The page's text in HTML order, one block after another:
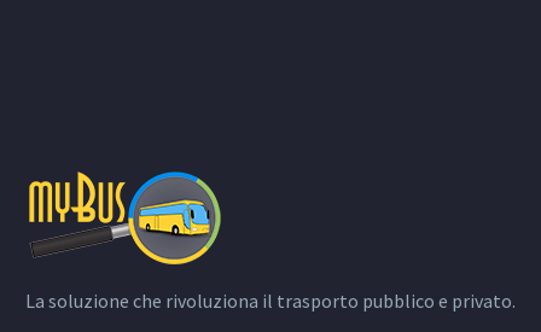
La soluzione che rivoluziona il trasporto pubblico e privato.